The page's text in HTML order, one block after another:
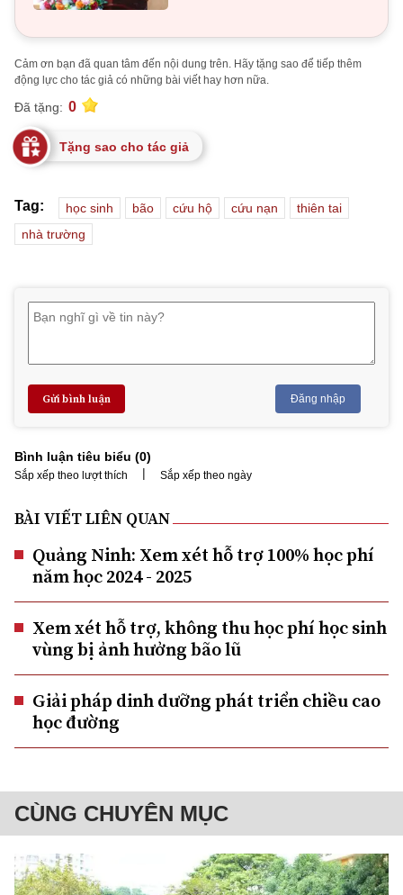
Cảm ơn bạn đã quan tâm đến nội dung trên. Hãy tặng sao để tiếp thêm
động lực cho tác giả có những bài viết hay hơn nữa.
Đã tặng: 0
Tặng sao cho tác giả
Tag: học sinh bão cứu hộ cứu nạn
thiên tai
nhà trường
Gửi bình luận Đăng nhập
Bình luận tiêu biểu (0)
Sắp xếp theo lượt thích | Sắp xếp theo ngày
BÀI VIẾT LIÊN QUAN
Quảng Ninh: Xem xét hỗ trợ 100% học phí
năm học 2024 - 2025
Xem xét hỗ trợ, không thu học phí học sinh
vùng bị ảnh hưởng bão lũ
Giải pháp dinh dưỡng phát triển chiều cao
học đường
CÙNG CHUYÊN MỤC